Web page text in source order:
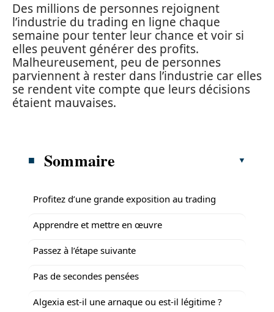
Des millions de personnes rejoignent
l’industrie du trading en ligne chaque
semaine pour tenter leur chance et voir si
elles peuvent générer des profits.
Malheureusement, peu de personnes
parviennent à rester dans l’industrie car elles
se rendent vite compte que leurs décisions
étaient mauvaises.
Sommaire
Profitez d’une grande exposition au trading
Apprendre et mettre en œuvre
Passez à l’étape suivante
Pas de secondes pensées
Algexia est-il une arnaque ou est-il légitime ?